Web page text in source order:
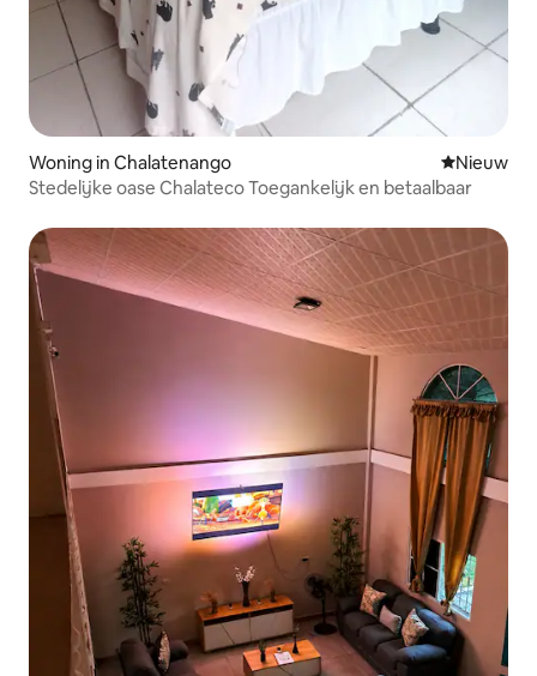
Woning in Chalatenango Nieuwe
Nieuw
Stedelijke oase Chalateco Toegankelijk en betaalbaar